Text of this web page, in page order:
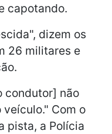
capotando.
dizem os
26 militares e
condutor] não
Com o
pista, a Polícia